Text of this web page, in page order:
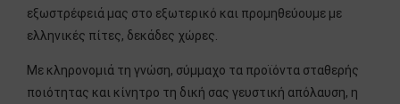
εξωστρέφειά μας στο εξωτερικό και προμηθεύουμε με
ελληνικές πίτες, δεκάδες χώρες.
Με κληρονομιά τη γνώση, σύμμαχο τα προϊόντα σταθερής
ποιότητας και κίνητρο τη δική σας γευστική απόλαυση, η